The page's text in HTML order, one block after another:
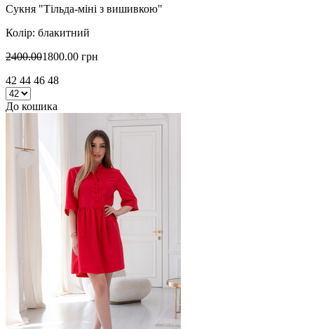
Сукня "Тільда-міні з вишивкою"
Колір: блакитний
2400.001800.00 грн
42 44 46 48
До кошика